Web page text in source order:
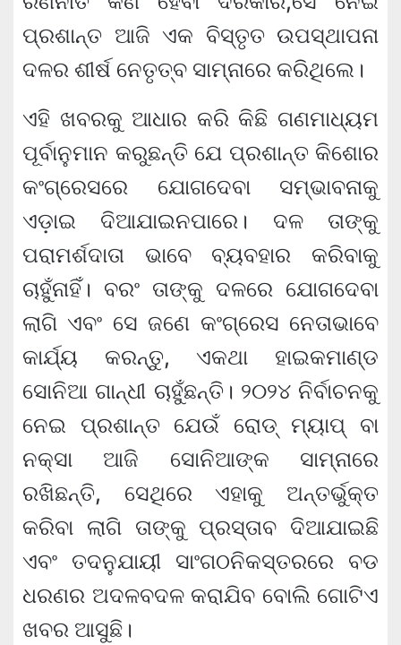
ପ୍ରଶାନ୍ତ ଆଜି ଏକ ବିସ୍ତୃତ ଉପସ୍ଥାପନା
ଦଳର ଶୀର୍ଷ ନେତୃତ୍ବ ସାମ୍ନାରେ କରିଥିଲେ।
ଏହି ଖବରକୁ ଆଧାର କରି କିଛି ଗଣମାଧ୍ୟମ
ପୂର୍ବାନୁମାନ କରୁଛନ୍ତି ଯେ ପ୍ରଶାନ୍ତ କିଶୋର
କଂଗ୍ରେସରେ ଯୋଗଦେବା ସମ୍ଭାବନାକୁ
ଏଡ଼ାଇ ଦିଆଯାଇନପାରେ। ଦଳ ତାଙ୍କୁ
ପରାମର୍ଶଦାତା ଭାବେ ବ୍ୟବହାର କରିବାକୁ
ଚାହୁଁନାହିଁ। ବରଂ ତାଙ୍କୁ ଦଳରେ ଯୋଗଦେବା
ଲାଗି ଏବଂ ସେ ଜଣେ କଂଗ୍ରେସ ନେତାଭାବେ
କାର୍ଯ୍ୟ କରନ୍ତୁ, ଏକଥା ହାଇକମାଣ୍ଡ
ସୋନିଆ ଗାନ୍ଧୀ ଚାହୁଁଛନ୍ତି। ୨୦୨୪ ନିର୍ବାଚନକୁ
ନେଇ ପ୍ରଶାନ୍ତ ଯେଉଁ ରୋଡ୍ ମ୍ୟାପ୍ ବା
ନକ୍ସା ଆଜି ସୋନିଆଙ୍କ ସାମ୍ନାରେ
ରଖିଛନ୍ତି, ସେଥିରେ ଏହାକୁ ଅନ୍ତର୍ଭୁକ୍ତ
କରିବା ଲାଗି ତାଙ୍କୁ ପ୍ରସ୍ତାବ ଦିଆଯାଇଛି
ଏବଂ ତଦନୁଯାୟୀ ସାଂଗଠନିକସ୍ତରରେ ବଡ
ଧରଣର ଅଦଳବଦଳ କରାଯିବ ବୋଲି ଗୋଟିଏ
ଖବର ଆସୁଛି।